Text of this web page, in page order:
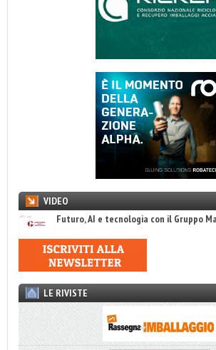
VIDEO
Futuro, AI e tecnologia con il Gruppo
LE RIVISTE